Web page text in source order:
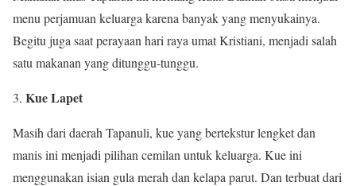
menu perjamuan keluarga karena banyak yang menyukainya.
Begitu juga saat perayaan hari raya umat Kristiani, menjadi salah
satu makanan yang ditunggu-tunggu.
Kue Lapet
Masih dari daerah Tapanuli, kue yang bertekstur lengket dan
manis ini menjadi pilihan cemilan untuk keluarga. Kue ini
menggunakan isian gula merah dan kelapa parut. Dan terbuat dari